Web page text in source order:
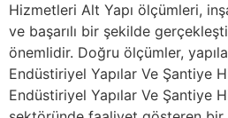
Hizmetleri Alt Yapı ölçümleri,
ve başarılı bir şekilde
önemlidir. Doğru ölçümler,
Endüstiriyel Yapılar Ve Şantiye
Endüstiriyel Yapılar Ve Şantiye